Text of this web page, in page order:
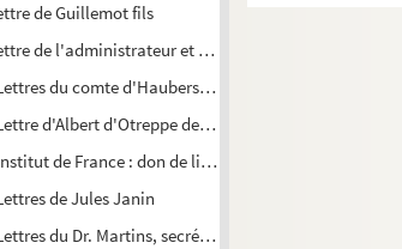
de Guillemot fils
de l'administrateur et directeur général des
du comte d'Haubersart
d'Albert d'Otreppe de Bouvette, président de
de France : don de livres
de Jules Janin
du Dr. Martins, secrétaire de la classe de